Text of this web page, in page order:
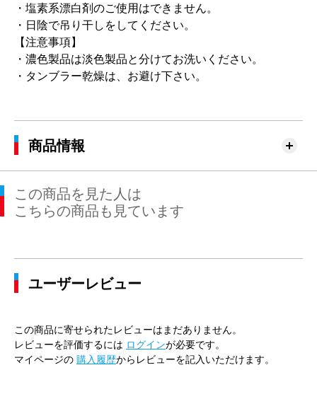
・塩素系漂白剤のご使用はできません。
・日陰で吊り干しをしてください。
【注意事項】
・濃色製品は淡色製品と分けてお洗いください。
・タンブラー乾燥は、お避け下さい。
商品情報
この商品を見た人は
こちらの商品も見ています
ユーザーレビュー
この商品に寄せられたレビューはまだありません。
レビューを評価するには ログインが必要です。
マイページの 購入履歴からレビューを記入いただけます。